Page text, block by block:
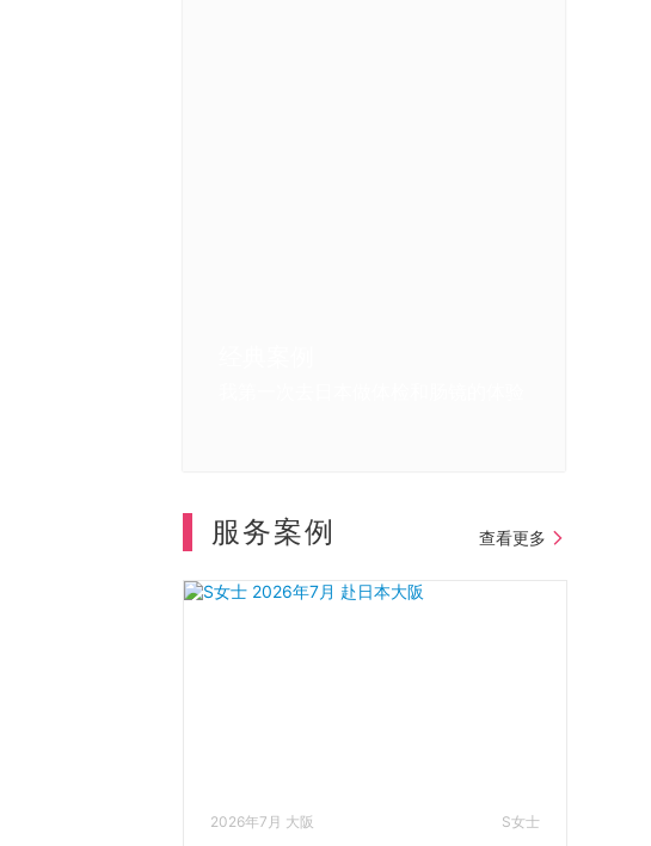
服务案例 查看更多
2026年7月 大阪 S女士